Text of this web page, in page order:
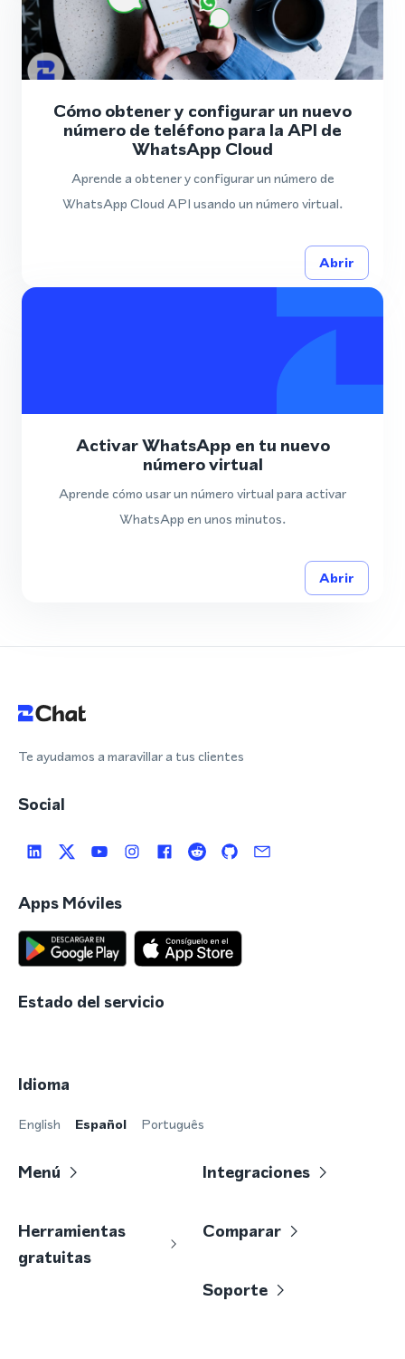
Cómo obtener y configurar un nuevo
número de teléfono para la API de
WhatsApp Cloud
Aprende a obtener y configurar un número de
WhatsApp Cloud API usando un número virtual.
Abrir
Activar WhatsApp en tu nuevo
número virtual
Aprende cómo usar un número virtual para activar
WhatsApp en unos minutos.
Abrir
Te ayudamos a maravillar a tus clientes
Social
Apps Móviles
Estado del servicio
Idioma
English Español Português
Menú Integraciones
Herramientas
gratuitas
Comparar
Soporte